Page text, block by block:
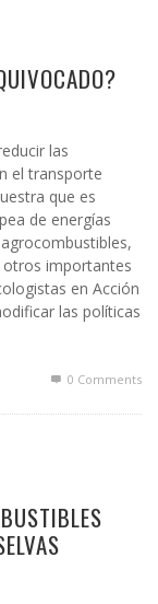
las
el transporte
que es
de energías
otros importantes
en Acción
las políticas
0 Comments